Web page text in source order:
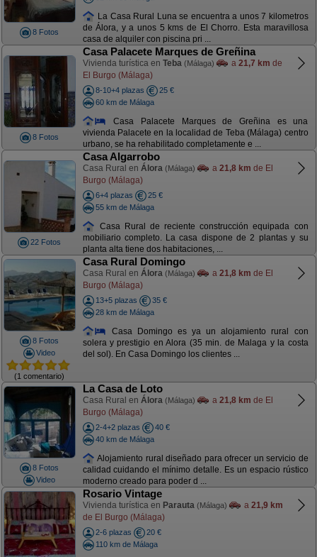
8 Fotos
La Casa Rural Luna se encuentra a unos 7 kilometros
de Álora, y a unos 5 kms de El Chorro. Esta maravillosa
casa de alquiler con piscina pri ...
8 Fotos
Casa Palacete Marques de Greñina
Vivienda turística en Teba (Málaga) a 21,7 km de
El Burgo (Málaga)
8-10+4 plazas
25 €
60 km de Málaga
Casa Palacete Marques de Greñina es una
vivienda Palacete en la localidad de Teba (Málaga) centro
urbano, se ha rehabilitado completamente e ...
22 Fotos
Casa Algarrobo
Casa Rural en Álora (Málaga) a 21,8 km de El
Burgo (Málaga)
6+4 plazas
25 €
55 km de Málaga
Casa Rural de reciente construcción equipada con
mobiliario completo. La casa dispone de 2 plantas y su
planta alta tiene dos habitaciones, ...
8 Fotos
Video
(1 comentario)
Casa Rural Domingo
Casa Rural en Álora (Málaga) a 21,8 km de El
Burgo (Málaga)
13+5 plazas
35 €
28 km de Málaga
Casa Domingo es ya un alojamiento rural con
solera y prestigio en Alora (35 min. de Malaga y la costa
del sol). En Casa Domingo los clientes ...
8 Fotos
Video
La Casa de Loto
Casa Rural en Álora (Málaga) a 21,8 km de El
Burgo (Málaga)
2-4+2 plazas
40 €
40 km de Málaga
Alojamiento rural diseñado para ofrecer un servicio de
calidad cuidando el mínimo detalle. Es un espacio rústico
moderno creado para poder d ...
Rosario Vintage
Vivienda turística en Parauta (Málaga) a 21,9 km
de El Burgo (Málaga)
2-6 plazas
20 €
110 km de Málaga